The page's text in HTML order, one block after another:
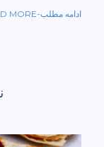
between
READ MORE-ادامه مطلب